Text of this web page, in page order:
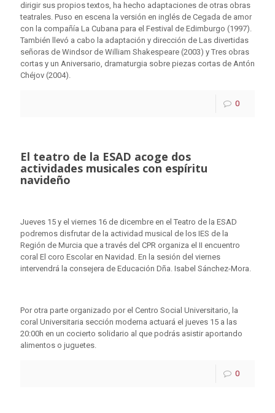
dirigir sus propios textos, ha hecho adaptaciones de otras obras
teatrales. Puso en escena la versión en inglés de Cegada de amor
con la compañía La Cubana para el Festival de Edimburgo (1997).
También llevó a cabo la adaptación y dirección de Las divertidas
señoras de Windsor de William Shakespeare (2003) y Tres obras
cortas y un Aniversario, dramaturgia sobre piezas cortas de Antón
Chéjov (2004).
0
El teatro de la ESAD acoge dos
actividades musicales con espíritu
navideño
Jueves 15 y el viernes 16 de dicembre en el Teatro de la ESAD
podremos disfrutar de la actividad musical de los IES de la
Región de Murcia que a través del CPR organiza el II encuentro
coral El coro Escolar en Navidad. En la sesión del viernes
intervendrá la consejera de Educación Dña. Isabel Sánchez-Mora.
Por otra parte organizado por el Centro Social Universitario, la
coral Universitaria sección moderna actuará el jueves 15 a las
20:00h en un cocierto solidario al que podrás asistir aportando
alimentos o juguetes.
0